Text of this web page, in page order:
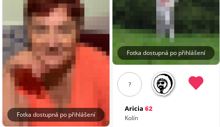
Fotka dostupná po přihlášení
Fotka dostupná po přihlášení
?
Aricia 62
Kolín